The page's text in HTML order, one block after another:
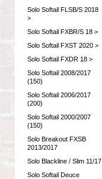
Solo Softail FLSB/S 2018
>
Solo Softail FXBR/S 18 >
Solo Softail FXST 2020 >
Solo Softail FXDR 18 >
Solo Softail 2008/2017
(150)
Solo Softail 2006/2017
(200)
Solo Softail 2000/2007
(150)
Solo Breakout FXSB
2013/2017
Solo Blackline / Slim 11/17
Solo Softail Deuce